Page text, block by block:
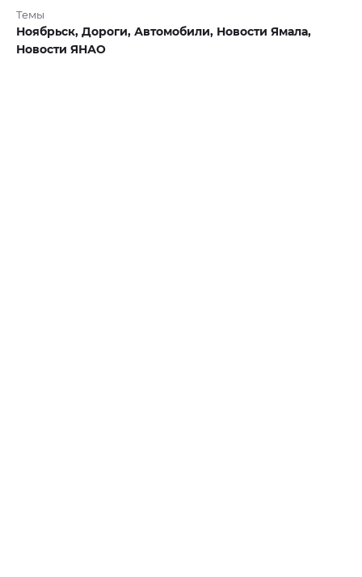
Темы
Ноябрьск, Дороги, Автомобили, Новости Ямала,
Новости ЯНАО